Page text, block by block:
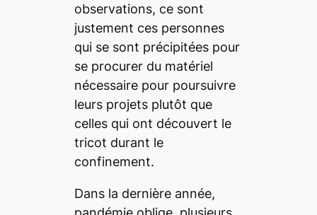
observations, ce sont
justement ces personnes
qui se sont précipitées pour
se procurer du matériel
nécessaire pour poursuivre
leurs projets plutôt que
celles qui ont découvert le
tricot durant le
confinement.
Dans la dernière année,